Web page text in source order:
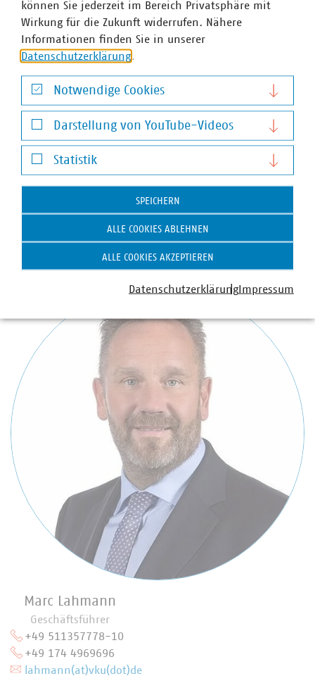
Antje Retzlaff
+49 511 357778-13
+49 170 8580148
Marc Lahmann
Geschäftsführer
+49 511357778-10
+49 174 4969696
lahmann(at)vku(dot)de
können Sie jederzeit im Bereich Privatsphäre mit
Wirkung für die Zukunft widerrufen. Nähere
Informationen finden Sie in unserer
Datenschutzerklärung.
Notwendige Cookies
Notwendige Cookies
Darstellung von YouTube-Videos
Darstellung von YouTube-Videos
Statistik
Statistik
SPEICHERN
ALLE COOKIES ABLEHNEN
ALLE COOKIES AKZEPTIEREN
DatenschutzerklärungImpressum